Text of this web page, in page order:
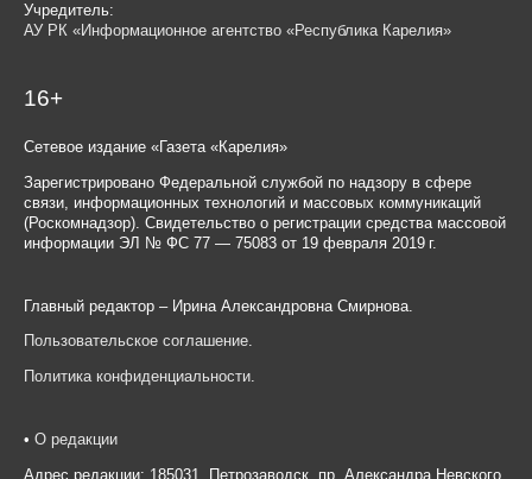
Учредитель:
АУ РК «Информационное агентство «Республика Карелия»
16+
Сетевое издание «Газета «Карелия»
Зарегистрировано Федеральной службой по надзору в сфере
связи, информационных технологий и массовых коммуникаций
(Роскомнадзор). Свидетельство о регистрации средства массовой
информации ЭЛ № ФС 77 — 75083 от 19 февраля 2019 г.
Главный редактор – Ирина Александровна Смирнова.
Пользовательское соглашение.
Политика конфиденциальности.
• О редакции
Адрес редакции: 185031, Петрозаводск, пр. Александра Невского,